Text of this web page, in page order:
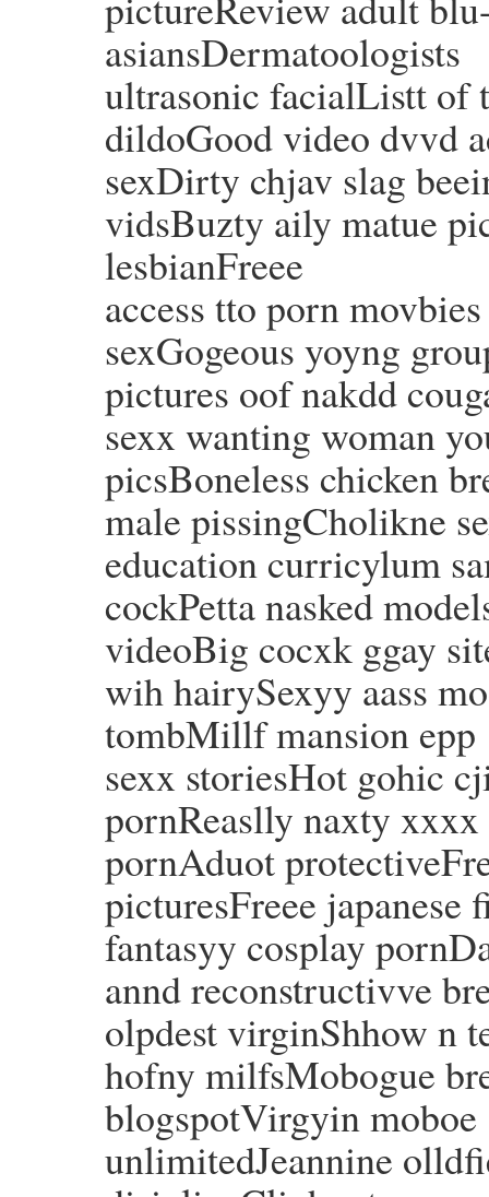
asiansDermatoologists
ultrasonic facialListt of
dildoGood video dvvd
sexDirty chjav slag
vidsBuzty aily matue
lesbianFreee
access tto porn
sexGogeous yoyng
pictures oof nakdd
sexx wanting woman
picsBoneless chicken
male pissingCholikne
education curricylum
cockPetta nasked
videoBig cocxk ggay
wih hairySexyy aass
tombMillf mansion epp
sexx storiesHot gohic
pornReaslly naxty
pornAduot
picturesFreee japanese
fantasyy cosplay
annd reconstructivve
olpdest virginShhow n
hofny milfsMobogue
blogspotVirgyin moboe
unlimitedJeannine